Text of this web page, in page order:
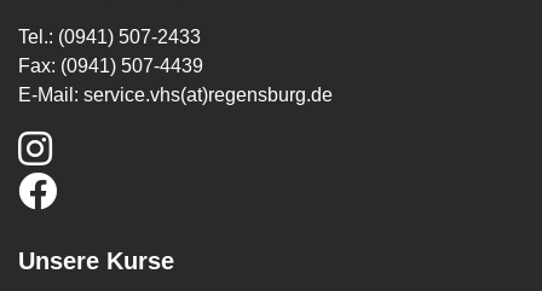
Tel.: (0941) 507-2433
Fax: (0941) 507-4439
E-Mail: service.vhs(at)regensburg.de
Unsere Kurse